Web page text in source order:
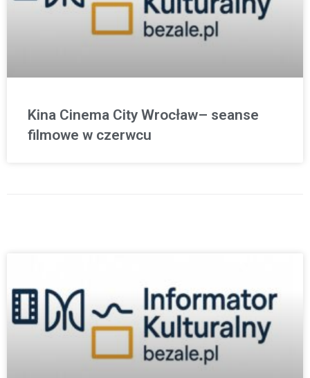
Kina Cinema City Wrocław– seanse
filmowe w czerwcu